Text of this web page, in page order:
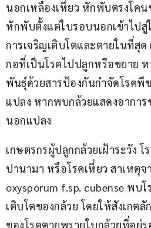
นอกเหลืองเหี่ยว หักพับตรงโค
หักพับตั้งแต่ใบรอบนอกเข้าไปสู่
การเจริญเติบโตและตายในที่สุ
กอที่เป็นโรคไปปลูกหรือขยาย
พันธุ์ด้วยสารป้องกันกำจัดโรคพื
แปลง หากพบกล้วยแสดงอากา
นอกแปลง
เกษตรกรผู้ปลูกกล้วยเฝ้าระวัง
ปานามา หรือโรคเหี่ยว สาเหตุจ
oxysporum f.sp. cubense พบ
เติบโตของกล้วย โดยให้สังเกต
ของโรคตายพรายใบกล้วยที่อยู่